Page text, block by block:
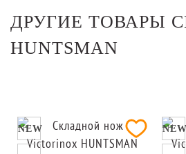
ДРУГИЕ ТОВАРЫ
HUNTSMAN
NEW NEW